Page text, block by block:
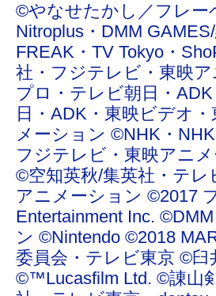
©やなせたかし／フレー
Nitroplus・DMM
FREAK・TV Tokyo・
社・フジテレビ・東映
プロ・テレビ朝日・
日・ADK・東映ビデオ
メーション ©NHK・
フジテレビ・東映アニ
©空知英秋/集英社・テ
アニメーション ©2017
Entertainment Inc.
ン ©Nintendo ©2018
委員会・テレビ東京 ©
©™Lucasfilm Ltd. ©諌山